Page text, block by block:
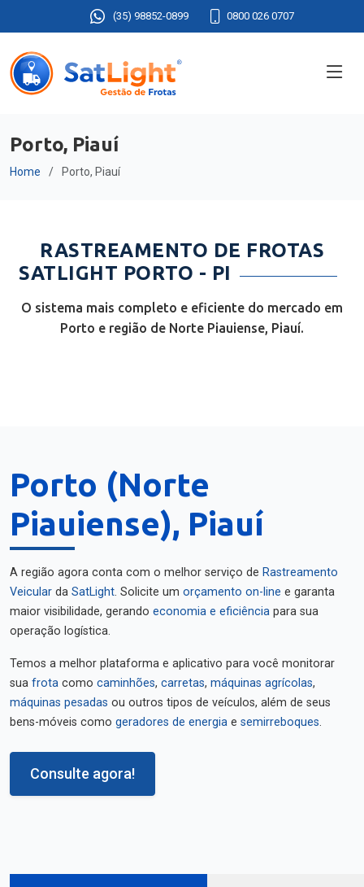
(35) 98852-0899 0800 026 0707
Porto, Piauí
Home Porto, Piauí
RASTREAMENTO DE FROTAS
SATLIGHT PORTO - PI
O sistema mais completo e eficiente do mercado em
Porto e região de Norte Piauiense, Piauí.
Porto (Norte
Piauiense), Piauí
A região agora conta com o melhor serviço de Rastreamento
Veicular da SatLight. Solicite um orçamento on-line e garanta
maior visibilidade, gerando economia e eficiência para sua
operação logística.
Temos a melhor plataforma e aplicativo para você monitorar
sua frota como caminhões, carretas, máquinas agrícolas,
máquinas pesadas ou outros tipos de veículos, além de seus
bens-móveis como geradores de energia e semirreboques.
Consulte agora!